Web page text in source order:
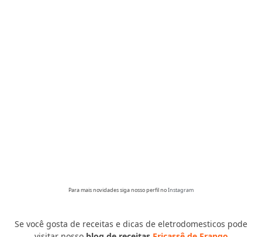
Para mais novidades siga nosso perfil noInstagram
Se você gosta de receitas e dicas de eletrodomesticos pode